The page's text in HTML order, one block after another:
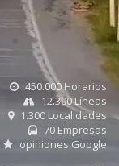
450.000 Horarios
12.300 Líneas
1.300 Localidades
70 Empresas
opiniones Google